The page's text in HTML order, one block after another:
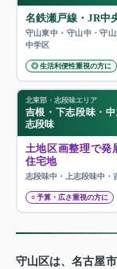
名鉄瀬戸線・JR中
守山東中・守山中・守
中学区
◎ 生活利便性重視の方に
北東部・志段味エリア
吉根・下志段味・
志段味
土地区画整理で発
住宅地
志段味中・上志段味中・
○ 予算・広さ重視の方に
守山区は、名古屋